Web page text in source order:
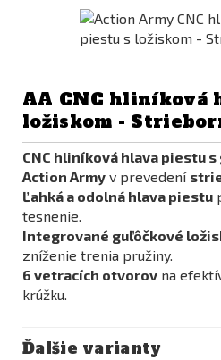
AA CNC hliníková
ložiskom -
CNC hliníková hlava piestu
Action Army v prevedení
Ľahká a odolná hlava piestu
tesnenie.
Integrované guľôčkové
zníženie trenia pružiny.
6 vetracích otvorov na
krúžku.
Ďalšie varianty